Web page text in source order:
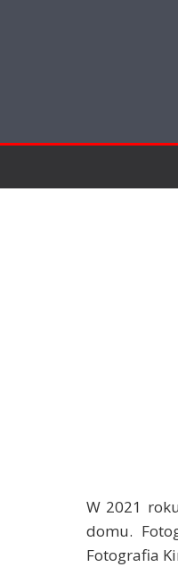
W 2021
domu.
Fotografia